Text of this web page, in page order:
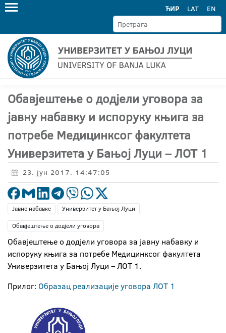
ЋИР LAT EN
Oбавјештење о додјели уговора за
јавну набавку и испоруку књига за
потребе Медицинксог факултета
Универзитета у Бањој Луци – ЛОТ 1
23. јун 2017. 14:47:05
Јавне набавке
Универзитет у Бањој Луци
Обавјештење о додјели уговора
Oбавјештење о додјели уговора за јавну набавку и
испоруку књига за потребе Медицинксог факултета
Универзитета у Бањој Луци – ЛОТ 1.
Прилог: Образац реализације уговора ЛОТ 1